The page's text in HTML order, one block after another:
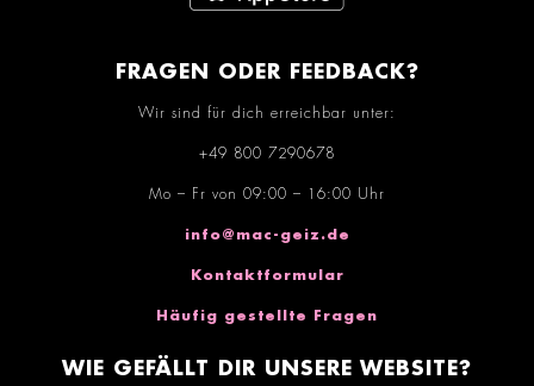
FRAGEN ODER FEEDBACK?
Wir sind für dich erreichbar unter:
+49 800 7290678
Mo – Fr von 09:00 – 16:00 Uhr
info@mac-geiz.de
Kontaktformular
Häufig gestellte Fragen
WIE GEFÄLLT DIR UNSERE WEBSITE?